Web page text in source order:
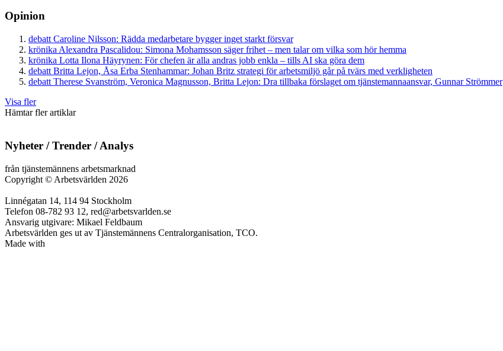
Opinion
debatt Caroline Nilsson: Rädda medarbetare bygger inget starkt försvar
krönika Alexandra Pascalidou: Simona Mohamsson säger frihet – men talar om vilka som hör hemma
krönika Lotta Ilona Häyrynen: För chefen är alla andras jobb enkla – tills AI ska göra dem
debatt Britta Lejon, Åsa Erba Stenhammar: Johan Britz strategi för arbetsmiljö går på tvärs med verkligheten
debatt Therese Svanström, Veronica Magnusson, Britta Lejon: Dra tillbaka förslaget om tjänstemannaansvar, Gunnar Strömmer
Visa fler
Hämtar fler artiklar
Nyheter / Trender / Analys
från tjänstemännens arbetsmarknad
Copyright © Arbetsvärlden 2026
Linnégatan 14, 114 94 Stockholm
Telefon 08-782 93 12, red@arbetsvarlden.se
Ansvarig utgivare: Mikael Feldbaum
Arbetsvärlden ges ut av Tjänstemännens Centralorganisation, TCO.
Made with